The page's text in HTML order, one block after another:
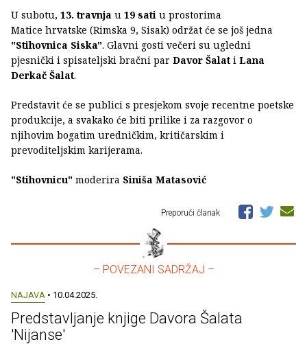
U subotu, 13. travnja u 19 sati u prostorima
Matice hrvatske (Rimska 9, Sisak) održat će se još jedna
"Stihovnica Siska". Glavni gosti večeri su ugledni
pjesnički i spisateljski bračni par Davor Šalat i Lana
Derkač Šalat.
Predstavit će se publici s presjekom svoje recentne poetske
produkcije, a svakako će biti prilike i za razgovor o
njihovim bogatim uredničkim, kritičarskim i
prevoditeljskim karijerama.
"Stihovnicu" moderira Siniša Matasović
Preporuči članak
– POVEZANI SADRŽAJ –
NAJAVA • 10.04.2025.
Predstavljanje knjige Davora Šalata
'Nijanse'